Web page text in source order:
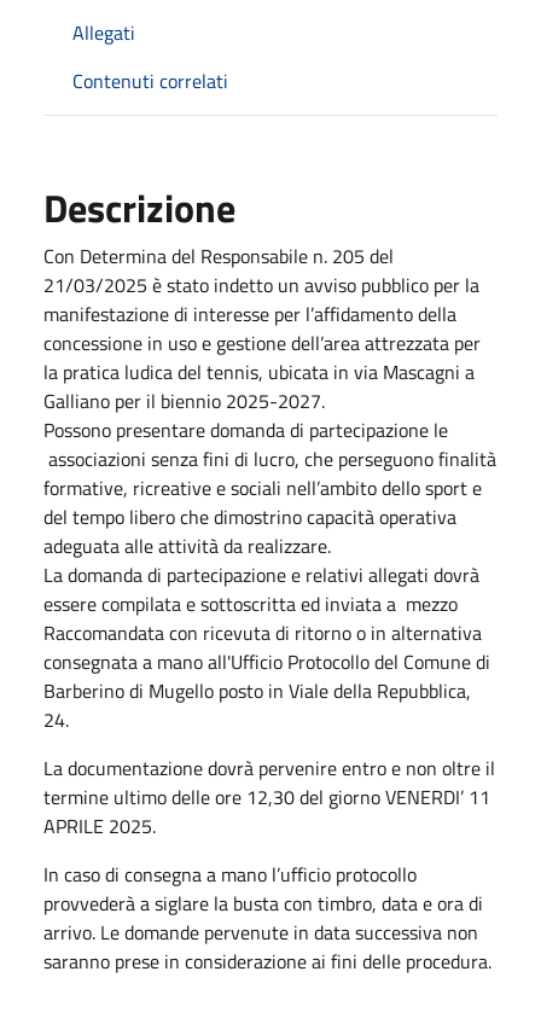
Allegati
Contenuti correlati
Descrizione
Con Determina del Responsabile n. 205 del
21/03/2025 è stato indetto un avviso pubblico per la
manifestazione di interesse per l’affidamento della
concessione in uso e gestione dell’area attrezzata per
la pratica ludica del tennis, ubicata in via Mascagni a
Galliano per il biennio 2025-2027.
Possono presentare domanda di partecipazione le
associazioni senza fini di lucro, che perseguono finalità
formative, ricreative e sociali nell’ambito dello sport e
del tempo libero che dimostrino capacità operativa
adeguata alle attività da realizzare.
La domanda di partecipazione e relativi allegati dovrà
essere compilata e sottoscritta ed inviata a mezzo
Raccomandata con ricevuta di ritorno o in alternativa
consegnata a mano all'Ufficio Protocollo del Comune di
Barberino di Mugello posto in Viale della Repubblica,
24.
La documentazione dovrà pervenire entro e non oltre il
termine ultimo delle ore 12,30 del giorno VENERDI’ 11
APRILE 2025.
In caso di consegna a mano l’ufficio protocollo
provvederà a siglare la busta con timbro, data e ora di
arrivo. Le domande pervenute in data successiva non
saranno prese in considerazione ai fini delle procedura.